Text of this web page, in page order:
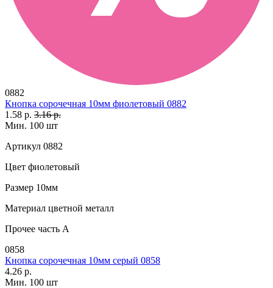
0882
Кнопка сорочечная 10мм фиолетовый 0882
1.58 р. 3.16 р.
Мин. 100 шт
Артикул 0882
Цвет фиолетовый
Размер 10мм
Материал цветной металл
Прочее часть A
0858
Кнопка сорочечная 10мм серый 0858
4.26 р.
Мин. 100 шт